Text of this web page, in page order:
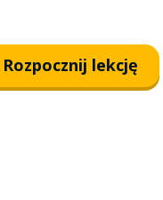
Rozpocznij lekcję